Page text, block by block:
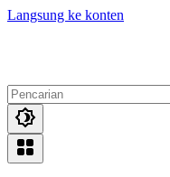
Langsung ke konten